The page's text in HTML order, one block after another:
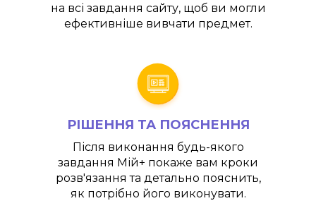
на всі завдання сайту, щоб ви могли
ефективніше вивчати предмет.
РІШЕННЯ ТА ПОЯСНЕННЯ
Після виконання будь-якого
завдання Мій+ покаже вам кроки
розв'язання та детально пояснить,
як потрібно його виконувати.